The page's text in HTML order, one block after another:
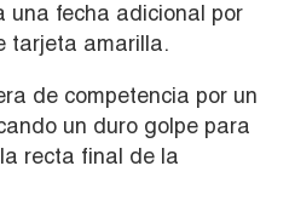
una fecha adicional por
tarjeta amarilla.
de competencia por un
un duro golpe para
recta final de la